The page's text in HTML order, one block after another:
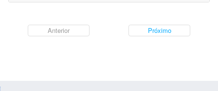
Anterior Próximo